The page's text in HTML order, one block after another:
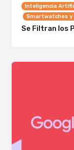
Inteligencia
Smartwatches y
Se Filtran los